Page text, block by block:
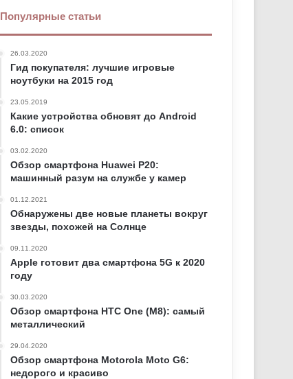
Популярные статьи
26.03.2020
Гид покупателя: лучшие игровые
ноутбуки на 2015 год
23.05.2019
Какие устройства обновят до Android
6.0: список
03.02.2020
Обзор смартфона Huawei P20:
машинный разум на службе у камер
01.12.2021
Обнаружены две новые планеты вокруг
звезды, похожей на Солнце
09.11.2020
Apple готовит два смартфона 5G к 2020
году
30.03.2020
Обзор смартфона HTC One (M8): самый
металлический
29.04.2020
Обзор смартфона Motorola Moto G6:
недорого и красиво